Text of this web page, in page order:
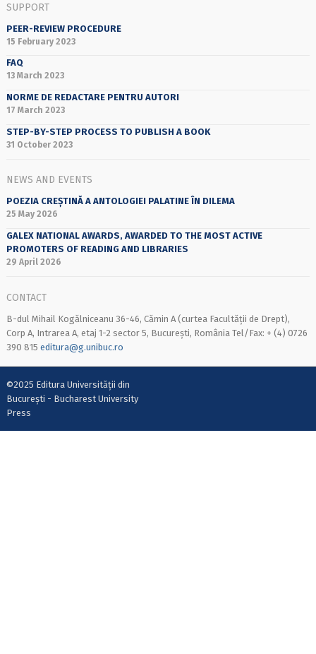
SUPPORT
PEER-REVIEW PROCEDURE
15 February 2023
FAQ
13 March 2023
NORME DE REDACTARE PENTRU AUTORI
17 March 2023
STEP-BY-STEP PROCESS TO PUBLISH A BOOK
31 October 2023
NEWS AND EVENTS
POEZIA CREȘTINĂ A ANTOLOGIEI PALATINE ÎN DILEMA
25 May 2026
GALEX NATIONAL AWARDS, AWARDED TO THE MOST ACTIVE
PROMOTERS OF READING AND LIBRARIES
29 April 2026
CONTACT
B-dul Mihail Kogălniceanu 36-46, Cămin A (curtea Facultății de Drept),
Corp A, Intrarea A, etaj 1-2 sector 5, București, România Tel/Fax: + (4) 0726
390 815 editura@g.unibuc.ro
©2025 Editura Universității din
București - Bucharest University
Press